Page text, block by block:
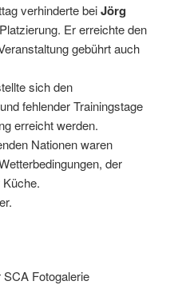
verhinderte beiJörg
Er erreichte den
gebührt auch
sich den
fehlender Trainingstage
erreicht werden.
Nationen waren
der
Fotogalerie